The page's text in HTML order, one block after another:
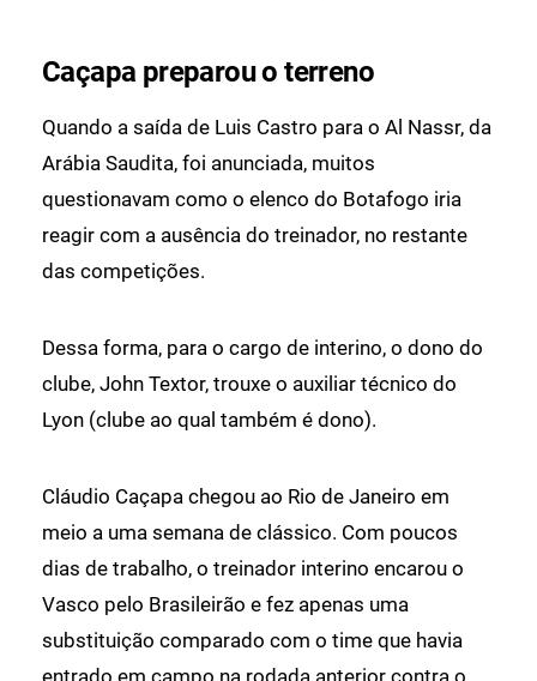
Caçapa preparou o terreno
Quando a saída de Luis Castro para o Al Nassr, da
Arábia Saudita, foi anunciada, muitos
questionavam como o elenco do Botafogo iria
reagir com a ausência do treinador, no restante
das competições.
Dessa forma, para o cargo de interino, o dono do
clube, John Textor, trouxe o auxiliar técnico do
Lyon (clube ao qual também é dono).
Cláudio Caçapa chegou ao Rio de Janeiro em
meio a uma semana de clássico. Com poucos
dias de trabalho, o treinador interino encarou o
Vasco pelo Brasileirão e fez apenas uma
substituição comparado com o time que havia